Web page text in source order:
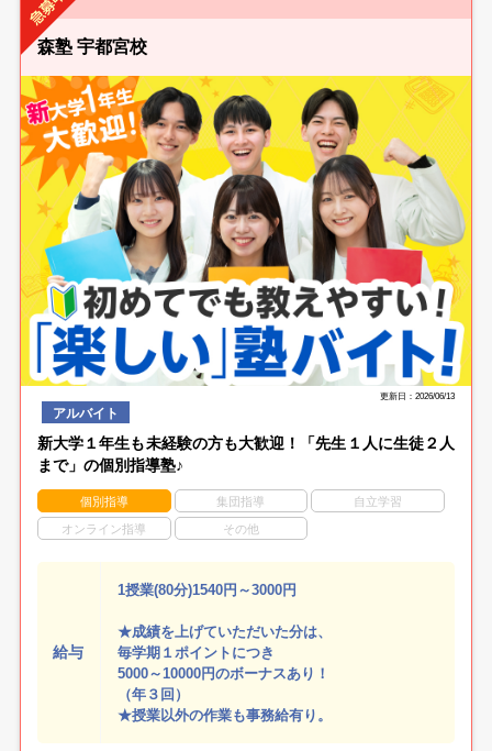
森塾 宇都宮校
更新日：2026/06/13
アルバイト
新大学１年生も未経験の方も大歓迎！「先生１人に生徒２人
まで」の個別指導塾♪
個別指導 集団指導 自立学習
オンライン指導 その他
給与
1授業(80分)1540円～3000円
★成績を上げていただいた分は、
毎学期１ポイントにつき
5000～10000円のボーナスあり！
（年３回）
★授業以外の作業も事務給有り。